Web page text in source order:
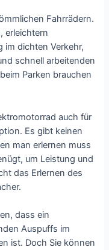
Fahrrädern.
erleichtern
im dichten Verkehr,
schnell arbeitenden
Parken brauchen
auch für
Es gibt keinen
man erlernen muss
um Leistung und
das Erlernen des
dass ein
Auspuffs im
ist. Doch Sie können